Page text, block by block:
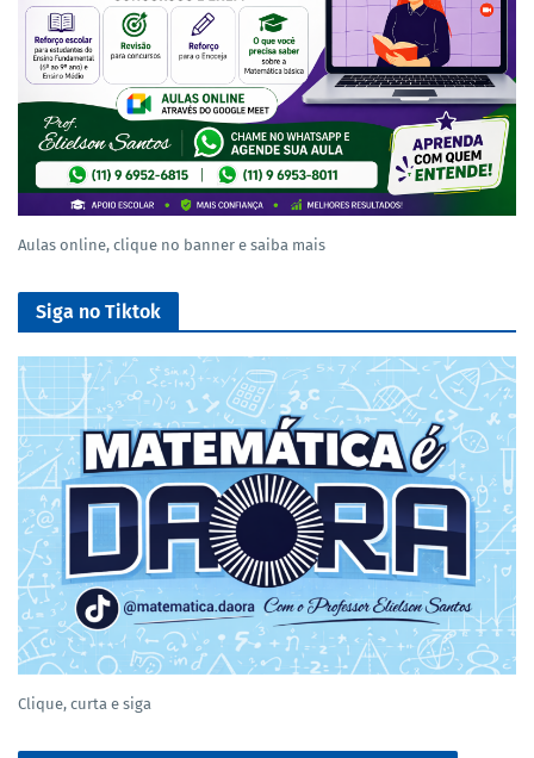
Aulas online, clique no banner e saiba mais
Siga no Tiktok
Clique, curta e siga